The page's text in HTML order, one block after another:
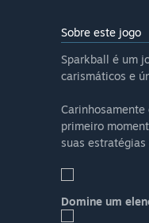
Sobre este jogo
Sparkball é um
carismáticos e
primeiro
suas
Domine um